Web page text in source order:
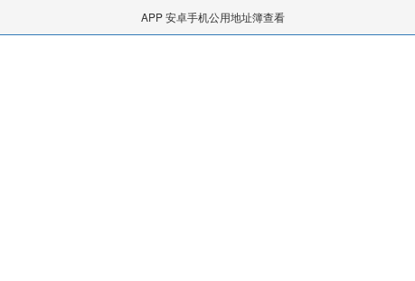
APP 安卓手机公用地址簿查看